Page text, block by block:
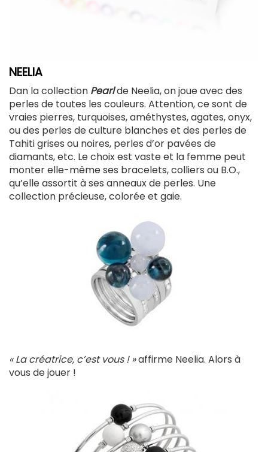
NEELIA
Dan la collection Pearlde Neelia, on joue avec des
perles de toutes les couleurs. Attention, ce sont de
vraies pierres, turquoises, améthystes, agates, onyx,
ou des perles de culture blanches et des perles de
Tahiti grises ou noires, perles d’or pavées de
diamants, etc. Le choix est vaste et la femme peut
monter elle-même ses bracelets, colliers ou B.O.,
qu’elle assortit à ses anneaux de perles. Une
collection précieuse, colorée et gaie.
« La créatrice, c’est vous ! »affirme Neelia. Alors à
vous de jouer !